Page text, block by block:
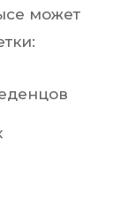
может